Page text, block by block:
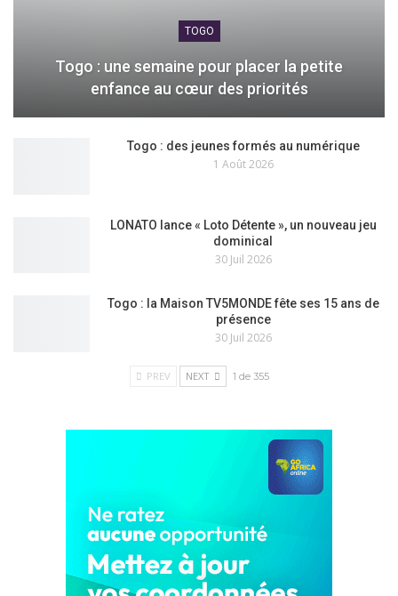
TOGO
Togo : une semaine pour placer la petite
enfance au cœur des priorités
Togo : des jeunes formés au numérique
1 Août 2026
LONATO lance « Loto Détente », un nouveau jeu
dominical
30 Juil 2026
Togo : la Maison TV5MONDE fête ses 15 ans de
présence
30 Juil 2026
PREV NEXT 1 de 355